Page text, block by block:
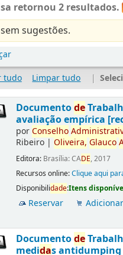
retornou 2 resultados.
sugestões.
tudo
Limpar tudo |
Documentode
avaliação empírica
porConselho
Ribeiro |Oliveira, Glauco
Editora: Brasília: CADE, 2017
Recursos online:Clique aqui
Disponibilidade:Itens
Reservar
Documentode
medidas